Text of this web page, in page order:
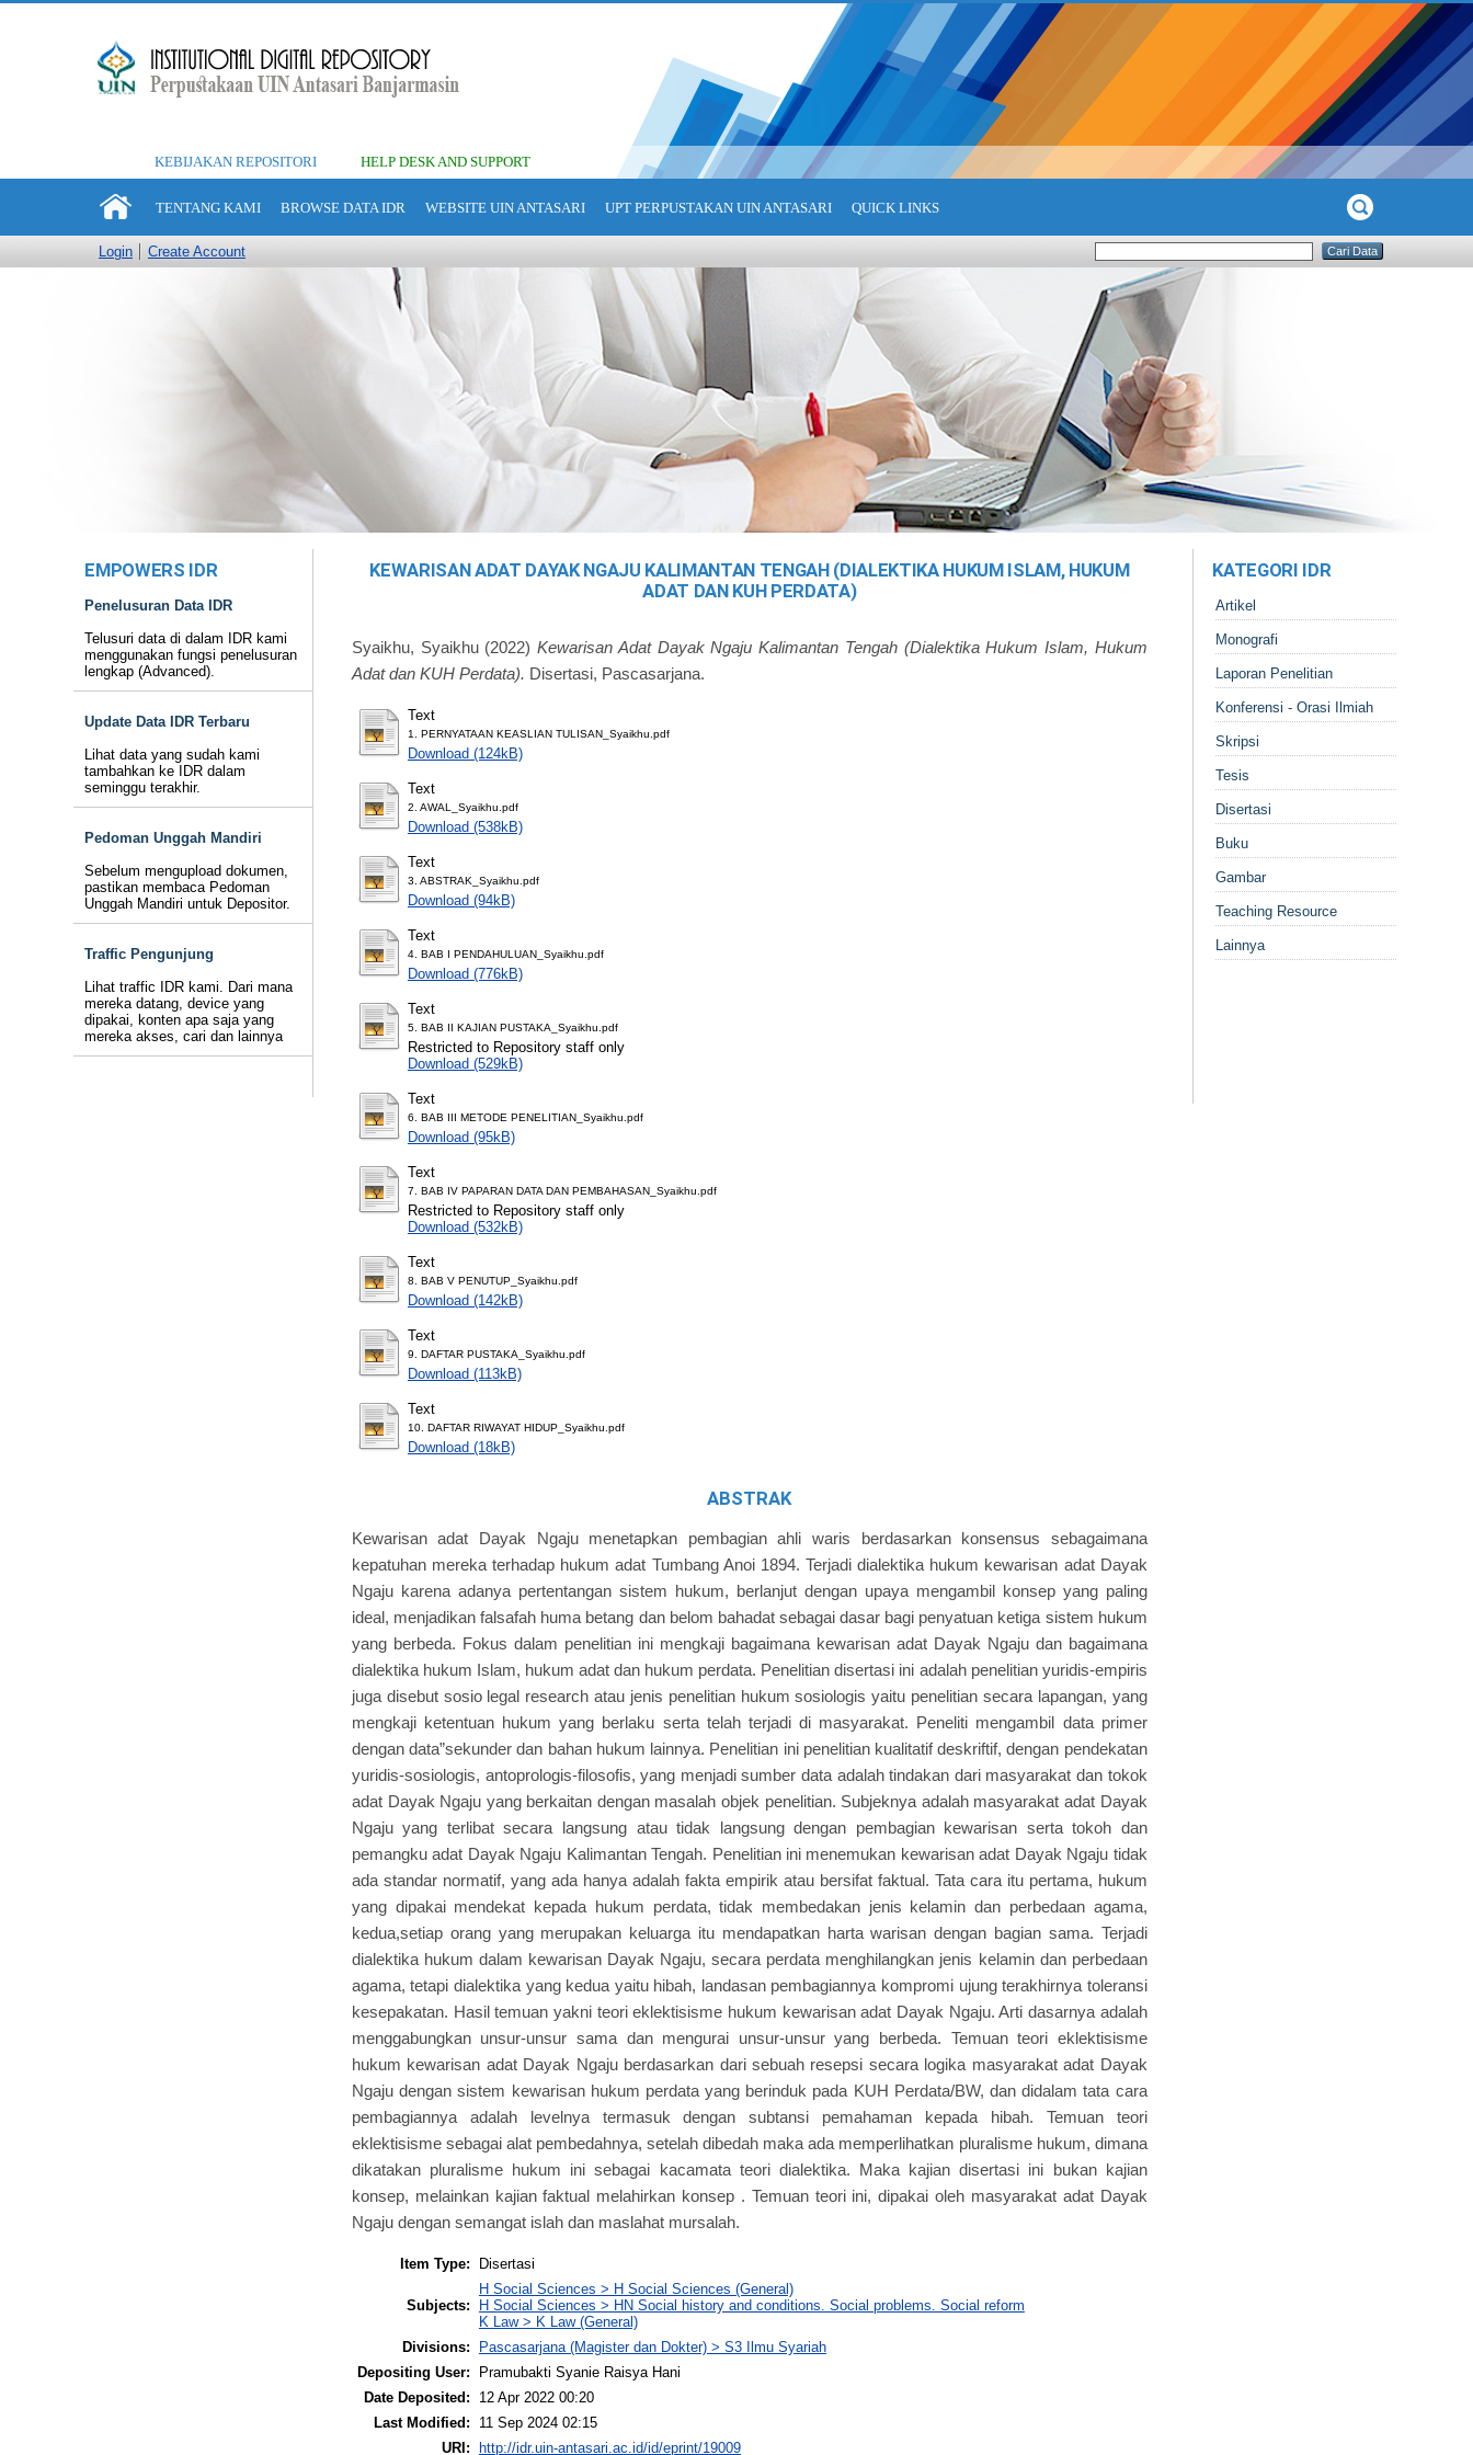
KEBIJAKAN REPOSITORI HELP DESK AND SUPPORT
TENTANG KAMI BROWSE DATA IDR WEBSITE UIN ANTASARI UPT PERPUSTAKAN UIN ANTASARI QUICK LINKS
Login Create Account
EMPOWERS IDR
Penelusuran Data IDR
Telusuri data di dalam IDR kami
menggunakan fungsi penelusuran
lengkap (Advanced).
Update Data IDR Terbaru
Lihat data yang sudah kami
tambahkan ke IDR dalam
seminggu terakhir.
Pedoman Unggah Mandiri
Sebelum mengupload dokumen,
pastikan membaca Pedoman
Unggah Mandiri untuk Depositor.
Traffic Pengunjung
Lihat traffic IDR kami. Dari mana
mereka datang, device yang
dipakai, konten apa saja yang
mereka akses, cari dan lainnya
KEWARISAN ADAT DAYAK NGAJU KALIMANTAN TENGAH (DIALEKTIKA HUKUM ISLAM, HUKUM
ADAT DAN KUH PERDATA)
Syaikhu, Syaikhu(2022)Kewarisan Adat Dayak Ngaju Kalimantan Tengah (Dialektika Hukum Islam, Hukum
Adat dan KUH Perdata). Disertasi, Pascasarjana.
Text
1. PERNYATAAN KEASLIAN TULISAN_Syaikhu.pdf
Download (124kB)
Text
2. AWAL_Syaikhu.pdf
Download (538kB)
Text
3. ABSTRAK_Syaikhu.pdf
Download (94kB)
Text
4. BAB I PENDAHULUAN_Syaikhu.pdf
Download (776kB)
Text
5. BAB II KAJIAN PUSTAKA_Syaikhu.pdf
Restricted to Repository staff only
Download (529kB)
Text
6. BAB III METODE PENELITIAN_Syaikhu.pdf
Download (95kB)
Text
7. BAB IV PAPARAN DATA DAN PEMBAHASAN_Syaikhu.pdf
Restricted to Repository staff only
Download (532kB)
Text
8. BAB V PENUTUP_Syaikhu.pdf
Download (142kB)
Text
9. DAFTAR PUSTAKA_Syaikhu.pdf
Download (113kB)
Text
10. DAFTAR RIWAYAT HIDUP_Syaikhu.pdf
Download (18kB)
ABSTRAK
Kewarisan adat Dayak Ngaju menetapkan pembagian ahli waris berdasarkan konsensus sebagaimana
kepatuhan mereka terhadap hukum adat Tumbang Anoi 1894. Terjadi dialektika hukum kewarisan adat Dayak
Ngaju karena adanya pertentangan sistem hukum, berlanjut dengan upaya mengambil konsep yang paling
ideal, menjadikan falsafah huma betang dan belom bahadat sebagai dasar bagi penyatuan ketiga sistem hukum
yang berbeda. Fokus dalam penelitian ini mengkaji bagaimana kewarisan adat Dayak Ngaju dan bagaimana
dialektika hukum Islam, hukum adat dan hukum perdata. Penelitian disertasi ini adalah penelitian yuridis-empiris
juga disebut sosio legal research atau jenis penelitian hukum sosiologis yaitu penelitian secara lapangan, yang
mengkaji ketentuan hukum yang berlaku serta telah terjadi di masyarakat. Peneliti mengambil data primer
dengan data”sekunder dan bahan hukum lainnya. Penelitian ini penelitian kualitatif deskriftif, dengan pendekatan
yuridis-sosiologis, antoprologis-filosofis, yang menjadi sumber data adalah tindakan dari masyarakat dan tokok
adat Dayak Ngaju yang berkaitan dengan masalah objek penelitian. Subjeknya adalah masyarakat adat Dayak
Ngaju yang terlibat secara langsung atau tidak langsung dengan pembagian kewarisan serta tokoh dan
pemangku adat Dayak Ngaju Kalimantan Tengah. Penelitian ini menemukan kewarisan adat Dayak Ngaju tidak
ada standar normatif, yang ada hanya adalah fakta empirik atau bersifat faktual. Tata cara itu pertama, hukum
yang dipakai mendekat kepada hukum perdata, tidak membedakan jenis kelamin dan perbedaan agama,
kedua,setiap orang yang merupakan keluarga itu mendapatkan harta warisan dengan bagian sama. Terjadi
dialektika hukum dalam kewarisan Dayak Ngaju, secara perdata menghilangkan jenis kelamin dan perbedaan
agama, tetapi dialektika yang kedua yaitu hibah, landasan pembagiannya kompromi ujung terakhirnya toleransi
kesepakatan. Hasil temuan yakni teori eklektisisme hukum kewarisan adat Dayak Ngaju. Arti dasarnya adalah
menggabungkan unsur-unsur sama dan mengurai unsur-unsur yang berbeda. Temuan teori eklektisisme
hukum kewarisan adat Dayak Ngaju berdasarkan dari sebuah resepsi secara logika masyarakat adat Dayak
Ngaju dengan sistem kewarisan hukum perdata yang berinduk pada KUH Perdata/BW, dan didalam tata cara
pembagiannya adalah levelnya termasuk dengan subtansi pemahaman kepada hibah. Temuan teori
eklektisisme sebagai alat pembedahnya, setelah dibedah maka ada memperlihatkan pluralisme hukum, dimana
dikatakan pluralisme hukum ini sebagai kacamata teori dialektika. Maka kajian disertasi ini bukan kajian
konsep, melainkan kajian faktual melahirkan konsep . Temuan teori ini, dipakai oleh masyarakat adat Dayak
Ngaju dengan semangat islah dan maslahat mursalah.
Item Type: Disertasi
Subjects:
H Social Sciences > H Social Sciences (General)
H Social Sciences > HN Social history and conditions. Social problems. Social reform
K Law > K Law (General)
Divisions:
Pascasarjana (Magister dan Dokter) > S3 Ilmu Syariah
Depositing User:
Pramubakti Syanie Raisya Hani
Date Deposited:
12 Apr 2022 00:20
Last Modified:
11 Sep 2024 02:15
URI: http://idr.uin-antasari.ac.id/id/eprint/19009
KATEGORI IDR
Artikel
Monografi
Laporan Penelitian
Konferensi - Orasi Ilmiah
Skripsi
Tesis
Disertasi
Buku
Gambar
Teaching Resource
Lainnya